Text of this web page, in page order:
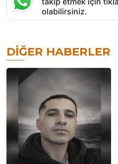
olabilirsiniz.
DIĞER HABERLER